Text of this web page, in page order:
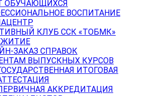
ОБУЧАЮЩИХСЯ
ВОСПИТАНИЕ
КЛУБ ССК «ТОБМК»
ЗАКАЗ СПРАВОК
ВЫПУСКНЫХ КУРСОВ
ИТОГОВАЯ
АККРЕДИТАЦИЯ